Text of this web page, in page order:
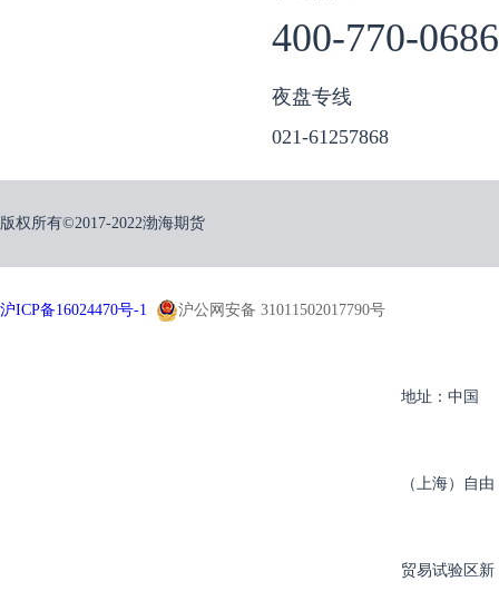
400-770-0686
夜盘专线
021-61257868
版权所有©2017-2022渤海期货
沪ICP备16024470号-1 沪公网安备 31011502017790号
地址：中国
（上海）自由
贸易试验区新